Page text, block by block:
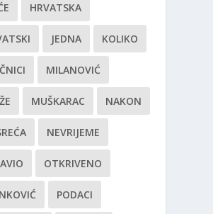
HRVATSKA
JEDNA KOLIKO
MILANOVIĆ
MUŠKARAC NAKON
NEVRIJEME
OTKRIVENO
PODACI